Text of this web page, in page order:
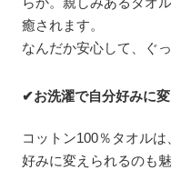
癒されます。
なんだか安心して、ぐ
✔お洗濯で自分好みに
コットン100％タオル
好みに変えられるのも魅